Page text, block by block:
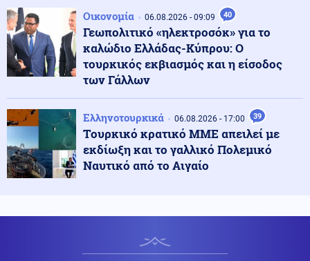
Κόσμος 07.08.2026 - 07:55
Περού: Σάλος με το βίντεο σεξουαλικής επίθεσης σε
26χρονη τραγουδίστρια (βίντεο)
Κοινωνία 07.08.2026 - 07:45
Βοιωτία: Προφυλακίστηκαν ο δήμαρχος Στυλίδας και
δύο ακόμη κατηγορούμενοι για τη φωτιά
και αυτοκτόνησε – Υπάρχουν νεκροί και τραυματίες
Οικονομία 06.08.2026 - 09:09 40
Γεωπολιτικό «ηλεκτροσόκ» για το
καλώδιο Ελλάδας-Κύπρου: Ο
τουρκικός εκβιασμός και η είσοδος
των Γάλλων
Ελληνοτουρκικά 06.08.2026 - 17:00 39
Tουρκικό κρατικό ΜΜΕ απειλεί με
εκδίωξη και το γαλλικό Πολεμικό
Ναυτικό από το Αιγαίο